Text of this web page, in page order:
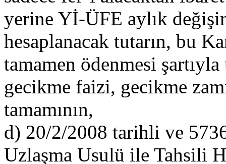
yerine Yİ-ÜFE aylık
hesaplanacak tutarın, bu
tamamen ödenmesi
gecikme faizi, gecikme
tamamının,
d) 20/2/2008 tarihli ve 5736
Uzlaşma Usulü ile Tahsili